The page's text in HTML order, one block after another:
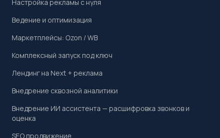
Настройка рекламы с нуля
Ведение и оптимизация
Маркетплейсы: Ozon / WB
Комплексный запуск под ключ
Лендинг на Next + реклама
Внедрение сквозной аналитики
Внедрение ИИ ассистента — расшифровка звонков и
оценка
SEO продвижение